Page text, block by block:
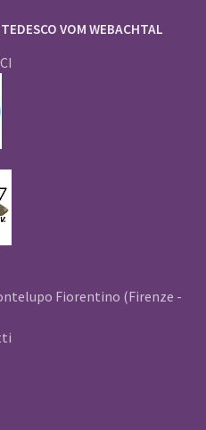
VOM WEBACHTAL
Fiorentino (Firenze -